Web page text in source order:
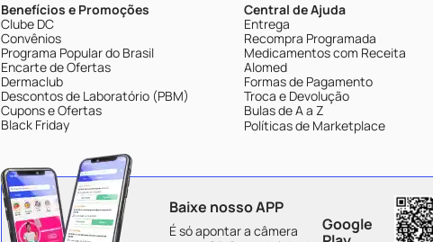
Benefícios e Promoções
Clube DC
Convênios
Programa Popular do Brasil
Encarte de Ofertas
Dermaclub
Descontos de Laboratório (PBM)
Cupons e Ofertas
Black Friday
Central de Ajuda
Entrega
Recompra Programada
Medicamentos com Receita
Alomed
Formas de Pagamento
Troca e Devolução
Bulas de A a Z
Políticas de Marketplace
Baixe nosso APP
É só apontar a câmera
Google